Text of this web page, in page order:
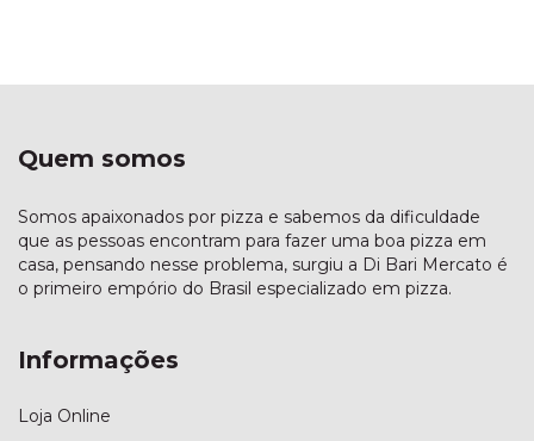
Quem somos
Somos apaixonados por pizza e sabemos da dificuldade
que as pessoas encontram para fazer uma boa pizza em
casa, pensando nesse problema, surgiu a Di Bari Mercato é
o primeiro empório do Brasil especializado em pizza.
Informações
Loja Online